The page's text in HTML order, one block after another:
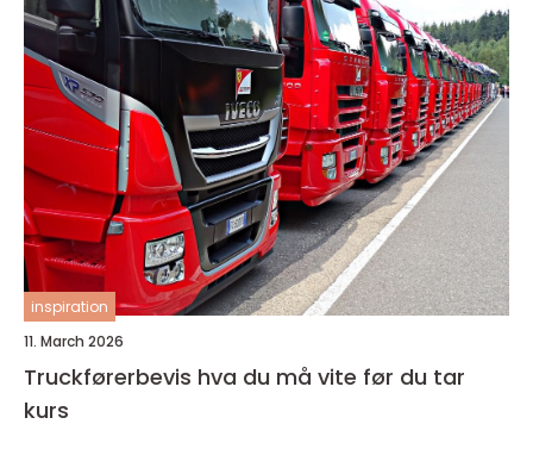
inspiration
11. March 2026
Truckførerbevis hva du må vite før du tar
kurs